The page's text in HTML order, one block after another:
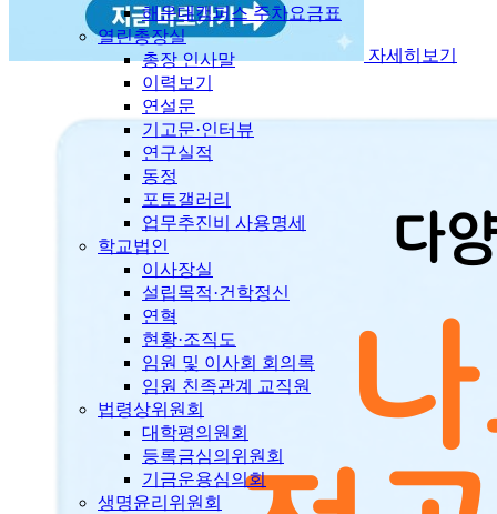
자세히보기
해운대캠퍼스 주차요금표
열린총장실
총장 인사말
이력보기
연설문
기고문·인터뷰
연구실적
동정
포토갤러리
업무추진비 사용명세
학교법인
이사장실
설립목적·건학정신
연혁
현황·조직도
임원 및 이사회 회의록
임원 친족관계 교직원
법령상위원회
대학평의원회
등록금심의위원회
기금운용심의회
생명윤리위원회